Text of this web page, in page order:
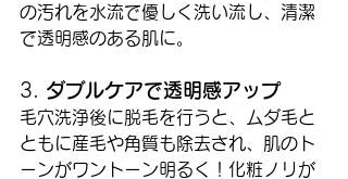
の汚れを水流で優しく洗い流し、清潔
で透明感のある肌に。
3. ダブルケアで透明感アップ
毛穴洗浄後に脱毛を行うと、ムダ毛と
ともに産毛や角質も除去され、肌のト
ーンがワントーン明るく！化粧ノリが